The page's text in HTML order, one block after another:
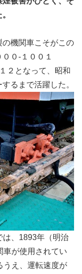
機関車こそがこの
０‐１００１
２となって、昭和
るまで活躍した。
は、1893年（明治
車が使用されてい
うえ、運転速度が